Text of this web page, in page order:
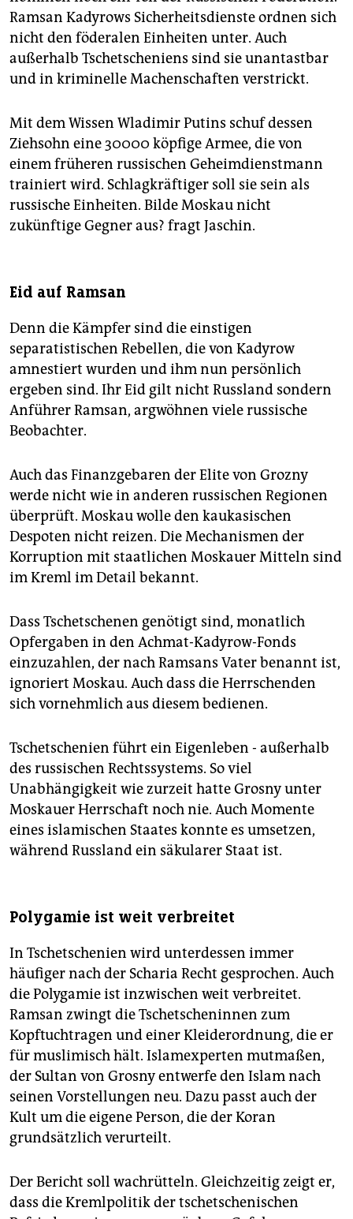
Ramsan Kadyrows Sicherheitsdienste ordnen sich
nicht den föderalen Einheiten unter. Auch
außerhalb Tschetscheniens sind sie unantastbar
und in kriminelle Machenschaften verstrickt.
Mit dem Wissen Wladimir Putins schuf dessen
Ziehsohn eine 30000 köpfige Armee, die von
einem früheren russischen Geheimdienstmann
trainiert wird. Schlagkräftiger soll sie sein als
russische Einheiten. Bilde Moskau nicht
zukünftige Gegner aus? fragt Jaschin.
Eid auf Ramsan
Denn die Kämpfer sind die einstigen
separatistischen Rebellen, die von Kadyrow
amnestiert wurden und ihm nun persönlich
ergeben sind. Ihr Eid gilt nicht Russland sondern
Anführer Ramsan, argwöhnen viele russische
Beobachter.
Auch das Finanzgebaren der Elite von Grozny
werde nicht wie in anderen russischen Regionen
überprüft. Moskau wolle den kaukasischen
Despoten nicht reizen. Die Mechanismen der
Korruption mit staatlichen Moskauer Mitteln sind
im Kreml im Detail bekannt.
Dass Tschetschenen genötigt sind, monatlich
Opfergaben in den Achmat-Kadyrow-Fonds
einzuzahlen, der nach Ramsans Vater benannt ist,
ignoriert Moskau. Auch dass die Herrschenden
sich vornehmlich aus diesem bedienen.
Tschetschenien führt ein Eigenleben - außerhalb
des russischen Rechtssystems. So viel
Unabhängigkeit wie zurzeit hatte Grosny unter
Moskauer Herrschaft noch nie. Auch Momente
eines islamischen Staates konnte es umsetzen,
während Russland ein säkularer Staat ist.
Polygamie ist weit verbreitet
In Tschetschenien wird unterdessen immer
häufiger nach der Scharia Recht gesprochen. Auch
die Polygamie ist inzwischen weit verbreitet.
Ramsan zwingt die Tschetscheninnen zum
Kopftuchtragen und einer Kleiderordnung, die er
für muslimisch hält. Islamexperten mutmaßen,
der Sultan von Grosny entwerfe den Islam nach
seinen Vorstellungen neu. Dazu passt auch der
Kult um die eigene Person, die der Koran
grundsätzlich verurteilt.
Der Bericht soll wachrütteln. Gleichzeitig zeigt er,
dass die Kremlpolitik der tschetschenischen